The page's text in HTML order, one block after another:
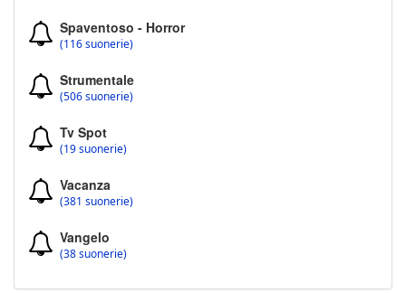
Spaventoso - Horror
(116 suonerie)
Strumentale
(506 suonerie)
Tv Spot
(19 suonerie)
Vacanza
(381 suonerie)
Vangelo
(38 suonerie)